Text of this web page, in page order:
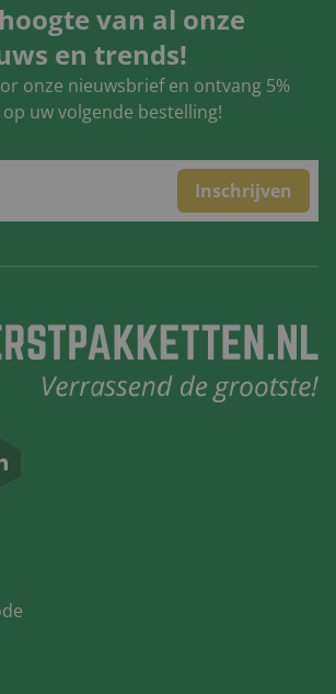
van al onze
en trends!
onze nieuwsbrief en ontvang 5%
uw volgende bestelling!
Inschrijven